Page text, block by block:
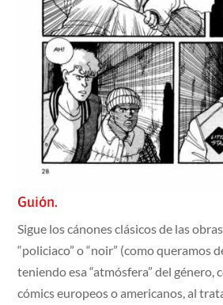
Guión.
Sigue los cánones clásicos de las
“policiaco” o “noir” (como queramos
teniendo esa “atmósfera” del género,
cómics europeos o americanos, al